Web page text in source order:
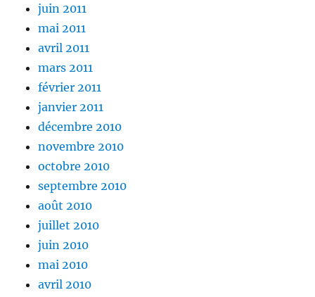
juin 2011
mai 2011
avril 2011
mars 2011
février 2011
janvier 2011
décembre 2010
novembre 2010
octobre 2010
septembre 2010
août 2010
juillet 2010
juin 2010
mai 2010
avril 2010